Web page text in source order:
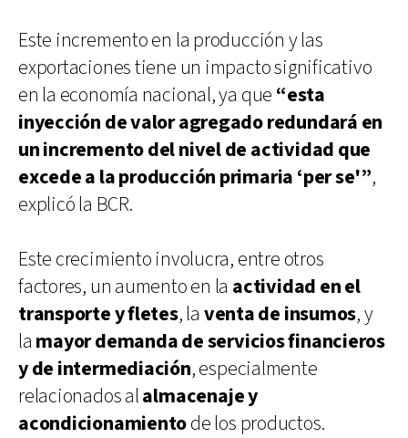
Este incremento en la producción y las
exportaciones tiene un impacto significativo
en la economía nacional, ya que “esta
inyección de valor agregado redundará en
un incremento del nivel de actividad que
excede a la producción primaria ‘per se'”,
explicó la BCR.
Este crecimiento involucra, entre otros
factores, un aumento en la actividad en el
transporte y fletes, la venta de insumos, y
la mayor demanda de servicios financieros
y de intermediación, especialmente
relacionados alalmacenaje y
acondicionamientode los productos.